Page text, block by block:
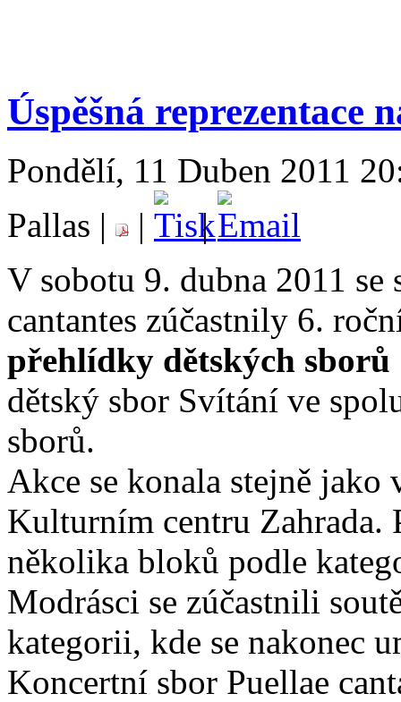
Úspěšná reprezentace
Pondělí, 11 Duben 2011
Pallas |
|
|
V sobotu 9. dubna 2011
cantantes zúčastnily 6.
přehlídky dětských
dětský sbor Svítání ve
sborů.
Akce se konala stejně jako
Kulturním centru Zahrada.
několika bloků podle
Modrásci se zúčastnili
kategorii, kde se nakonec
Koncertní sbor Puellae